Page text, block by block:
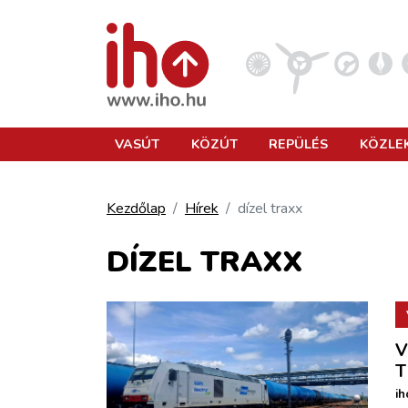
REPÜLÉS
KÖZLEKEDÉSFEJLESZTÉS
ELLÁTÁSI LÁNC
VASÚT KÖZÚT REPÜLÉS
Kezdőlap Hírek dízel traxx
DÍZEL TRAXX